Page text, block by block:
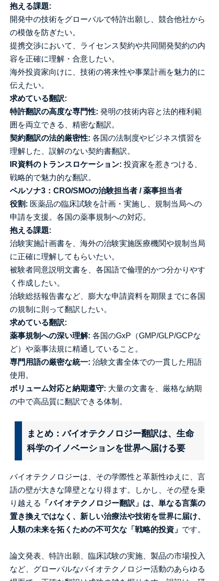
抱える課題:
開発中の技術をグローバルで特許出願し、競合他社から
の模倣を防ぎたい。
提携交渉において、ライセンス契約や共同開発契約の内
容を正確に理解・合意したい。
海外投資家向けに、技術の将来性や事業計画を魅力的に
伝えたい。
求めている翻訳:
特許翻訳の高度な専門性: 発明の技術内容と法的権利範
囲を両立できる、精密な翻訳。
契約翻訳の法的厳密性: 各国の法制度やビジネス慣習を
理解した、誤解のない契約書翻訳。
IR資料のトランスロケーション: 投資家を惹きつける、
戦略的で魅力的な翻訳。
ペルソナ3：CRO/SMOの治験担当者 / 薬事担当者
役割: 医薬品の臨床試験を計画・実施し、規制当局への
申請を支援。各国の薬事規制への対応。
抱える課題:
治験実施計画書を、海外の治験実施医療機関や規制当局
に正確に理解してもらいたい。
被験者同意説明文書を、各国語で倫理的かつ分かりやす
く作成したい。
治験総括報告書など、膨大な申請資料を期限までに各国
の規制に則って翻訳したい。
求めている翻訳:
薬事規制への深い理解: 各国のGxP（GMP/GLP/GCPな
ど）や薬事法規に精通していること。
専門用語の厳密な統一: 治験文書全体での一貫した用語
使用。
ボリューム対応と納期遵守: 大量の文書を、厳格な納期
の中で高品質に翻訳できる体制。
まとめ：バイオテクノロジー翻訳は、生命
科学のイノベーションを世界へ届ける要
バイオテクノロジーは、その学際性と革新性ゆえに、言
語の壁が大きな障壁となり得ます。しかし、その壁を乗
り越える
「バイオテクノロジー翻訳」は、単なる言葉の
置き換えではなく、新しい治療法や技術を世界に届け、
人類の未来を拓くための不可欠な「戦略的投資」 です。
論文発表、特許出願、臨床試験の実施、製品の市場投入
など、グローバルなバイオテクノロジー活動のあらゆる